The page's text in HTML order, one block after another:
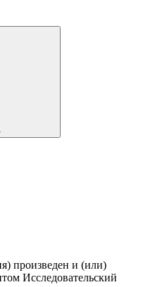
произведен и (или)
Исследовательский